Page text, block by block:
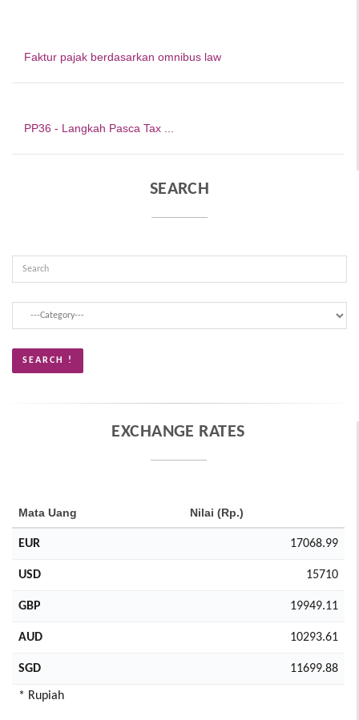
Faktur pajak berdasarkan omnibus law
PP36 - Langkah Pasca Tax ...
SEARCH
EXCHANGE RATES
Mata Uang Nilai (Rp.)
EUR 17068.99
USD 15710
GBP 19949.11
AUD 10293.61
SGD 11699.88
* Rupiah